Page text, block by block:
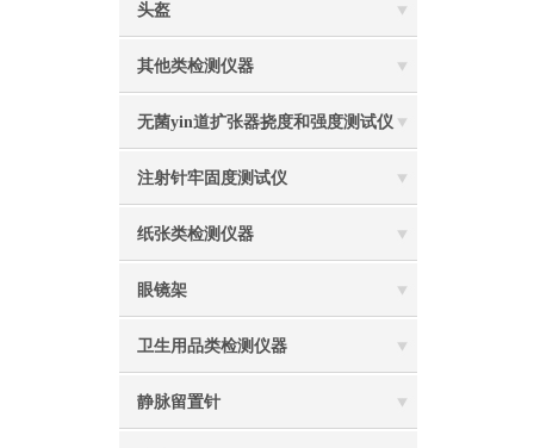
头盔
其他类检测仪器
无菌yin道扩张器挠度和强度测试仪
注射针牢固度测试仪
纸张类检测仪器
眼镜架
卫生用品类检测仪器
静脉留置针